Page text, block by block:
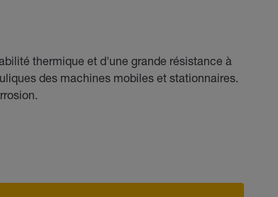
thermique et d'une grande résistance à
des machines mobiles et stationnaires.